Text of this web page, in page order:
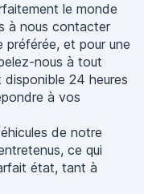
le monde
à nous contacter
et pour une
nous à tout
24 heures
à vos
de notre
ce qui
état, tant à